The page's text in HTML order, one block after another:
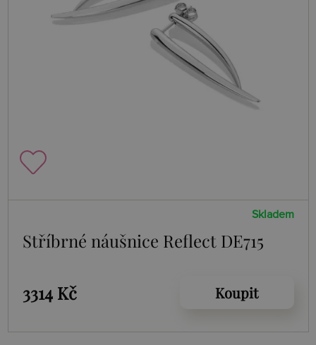
Skladem
Stříbrné náušnice Reflect DE715
3314 Kč Koupit